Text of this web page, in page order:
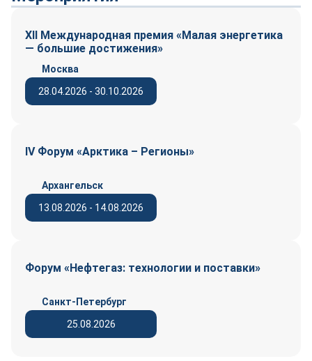
XII Международная премия «Малая энергетика
— большие достижения»
28.04.2026 - 30.10.2026
Москва
IV Форум «Арктика – Регионы»
13.08.2026 - 14.08.2026
Архангельск
Форум «Нефтегаз: технологии и поставки»
25.08.2026
Санкт-Петербург